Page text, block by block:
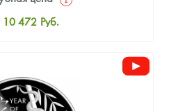
10 472 Руб.
выкупа
Звоните